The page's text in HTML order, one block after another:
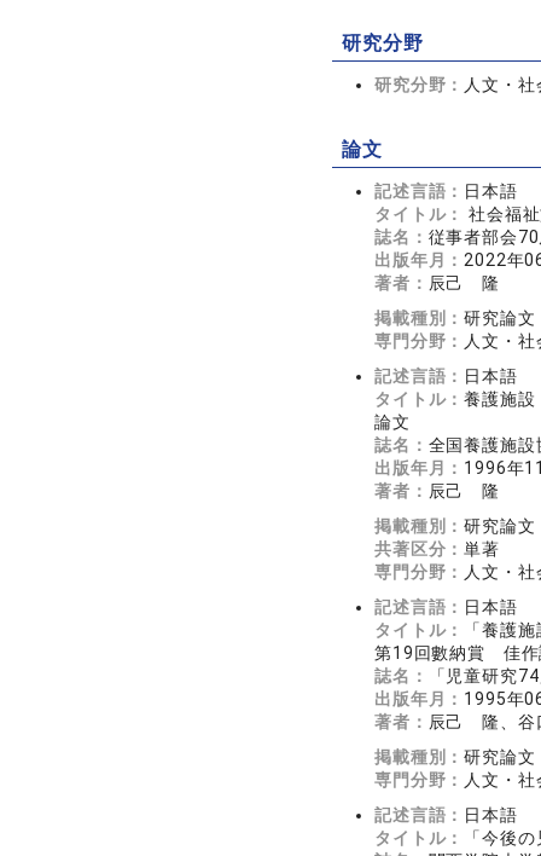
研究分野
研究分野： 人文・
論文
記述言語： 日本語
タイトル：
社会福
誌名： 従事者部会
出版年月： 2022年
著者： 辰己 隆
掲載種別：研究論文
専門分野： 人文・
記述言語： 日本語
タイトル：養護施
論文
誌名： 全国養護施
出版年月： 1996年
著者： 辰己 隆
掲載種別：研究論文
共著区分：単著
専門分野： 人文・
記述言語： 日本語
タイトル：
「養護
第19回數納賞 佳作
誌名：
「児童研究
出版年月： 1995年
著者： 辰己 隆、谷
掲載種別：研究論文
専門分野： 人文・
記述言語： 日本語
タイトル：
「今後